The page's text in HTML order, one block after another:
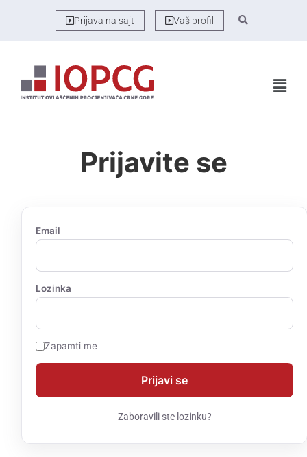
Prijava na sajt Vaš profil
Prijavite se
Email
Lozinka
Zapamti me
Zaboravili ste lozinku?